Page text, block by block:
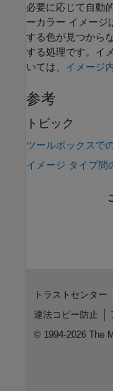
必要に応じて自動
ーカラー イメージ
する色が見つから
する処理です。イ
いては、 イメージ
参考
トピック
ツールボックスで
イメージ タイプ間
トラストセンター
違法コピー防止
© 1994-2026 The